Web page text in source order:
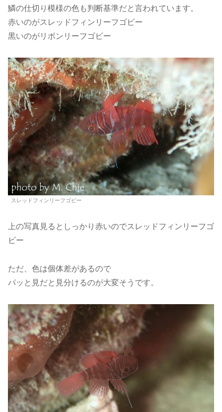
鱗の仕切り模様の色も判断基準だと言われています。
赤いのがスレッドフィンリーフゴビー
黒いのがリボンリーフゴビー
スレッドフィンリーフゴビー
上の写真見るとしっかり赤いのでスレッドフィンリーフゴ
ビー
ただ、色は個体差があるので
パッと見だと見分けるのが大変そうです。